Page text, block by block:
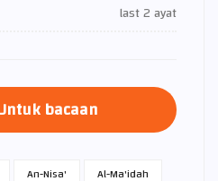
last 2 ayat
bacaan
An-Nisa'
Al-Ma'idah